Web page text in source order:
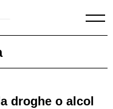
droghe o alcol